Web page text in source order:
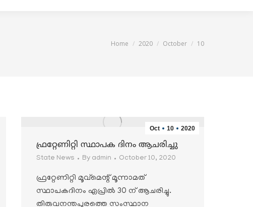
You are here:
Home 2020 October 10
Oct 10 2020
ഫ്രറ്റേണിറ്റി സ്ഥാപക ദിനം ആചരിച്ചു
State News By admin October 10, 2020
ഫ്രറ്റേണിറ്റി മൂവ്മെന്റ് മൂന്നാമത്
സ്ഥാപകദിനം ഏപ്രില്‍ 30 ന് ആചരിച്ചു.
തിരുവനന്തപുരത്തെ സംസ്ഥാന